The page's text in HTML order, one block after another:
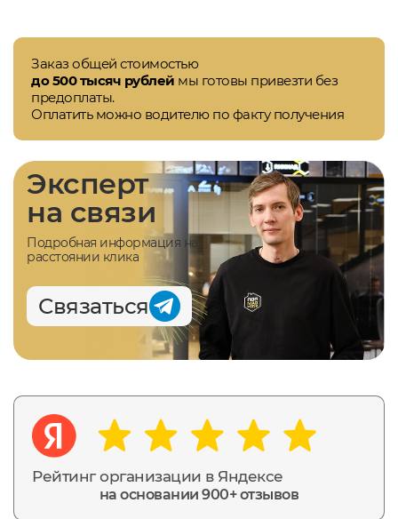
Заказ общей стоимостью
до 500 тысяч рублей мы готовы привезти без
предоплаты.
Оплатить можно водителю по факту получения
Рейтинг организации в Яндексе
на основании 900+ отзывов
Эксперт
на связи
Подробная информация на
расстоянии клика
Связаться